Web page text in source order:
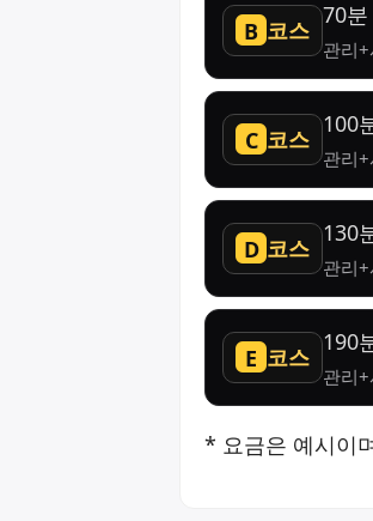
B 코스
70분
관리+
C 코스
100
관리+
D 코스
130
관리+
E 코스
190
관리+
* 요금은 예시이